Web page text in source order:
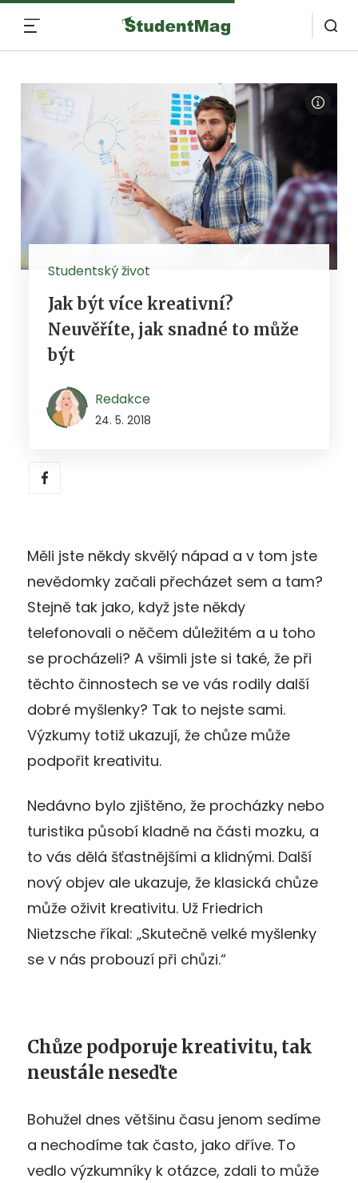
Studentský život
Jak být více kreativní?
Neuvěříte, jak snadné to může
být
Redakce
24. 5. 2018
Měli jste někdy skvělý nápad a v tom jste
nevědomky začali přecházet sem a tam?
Stejně tak jako, když jste někdy
telefonovali o něčem důležitém a u toho
se procházeli? A všimli jste si také, že při
těchto činnostech se ve vás rodily další
dobré myšlenky? Tak to nejste sami.
Výzkumy totiž ukazují, že chůze může
podpořit kreativitu.
Nedávno bylo zjištěno, že procházky nebo
turistika působí kladně na části mozku, a
to vás dělá šťastnějšími a klidnými. Další
nový objev ale ukazuje, že klasická chůze
může oživit kreativitu. Už Friedrich
Nietzsche říkal: „Skutečně velké myšlenky
se v nás probouzí při chůzi.“
Chůze podporuje kreativitu, tak
neustále neseďte
Bohužel dnes většinu času jenom sedíme
a nechodíme tak často, jako dříve. To
vedlo výzkumníky k otázce, zdali to může